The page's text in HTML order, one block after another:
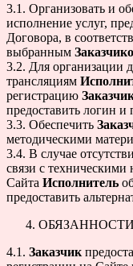
3.1. Организовать и
исполнение услуг,
Договора, в
выбранным
3.2. Для организации
трансляциям
регистрацию
предоставить логин
3.3. Обеспечить
методическими
3.4. В случае
связи с техническими
Сайта Исполнитель
предоставить
4.1. Заказчик